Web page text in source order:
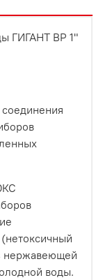
ГИГАНТ ВР 1"
соединения
нержавеющей
воды.